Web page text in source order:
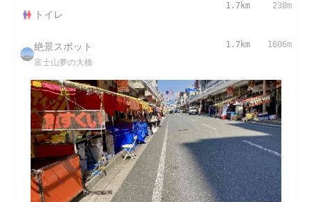
トイレ
1.7km 238m
絶景スポット
富士山夢の大橋
1.7km 1606m